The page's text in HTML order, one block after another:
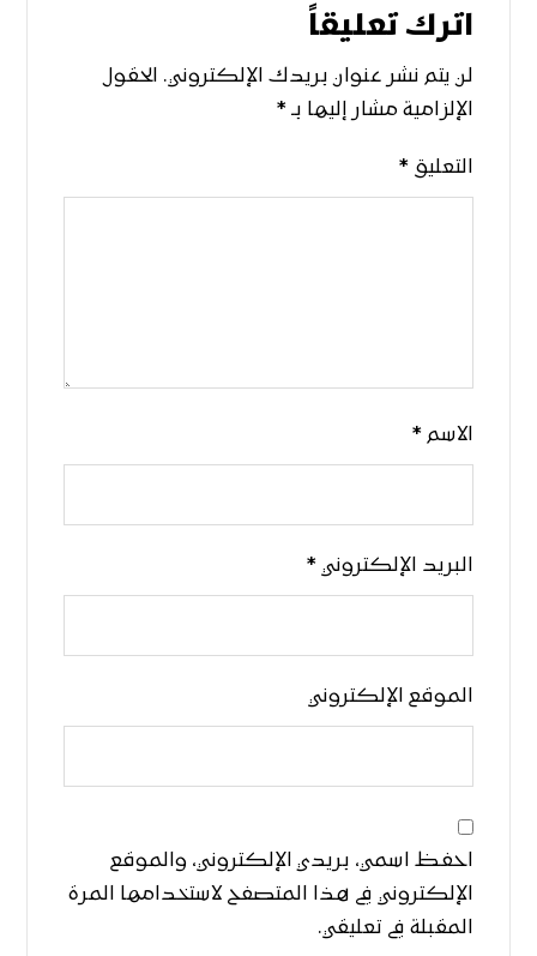
اترك تعليقاً
لن يتم نشر عنوان بريدك الإلكتروني. الحقول
الإلزامية مشار إليها بـ*
التعليق*
الاسم*
البريد الإلكتروني*
الموقع الإلكتروني
احفظ اسمي، بريدي الإلكتروني، والموقع
الإلكتروني في هذا المتصفح لاستخدامها المرة
المقبلة في تعليقي.